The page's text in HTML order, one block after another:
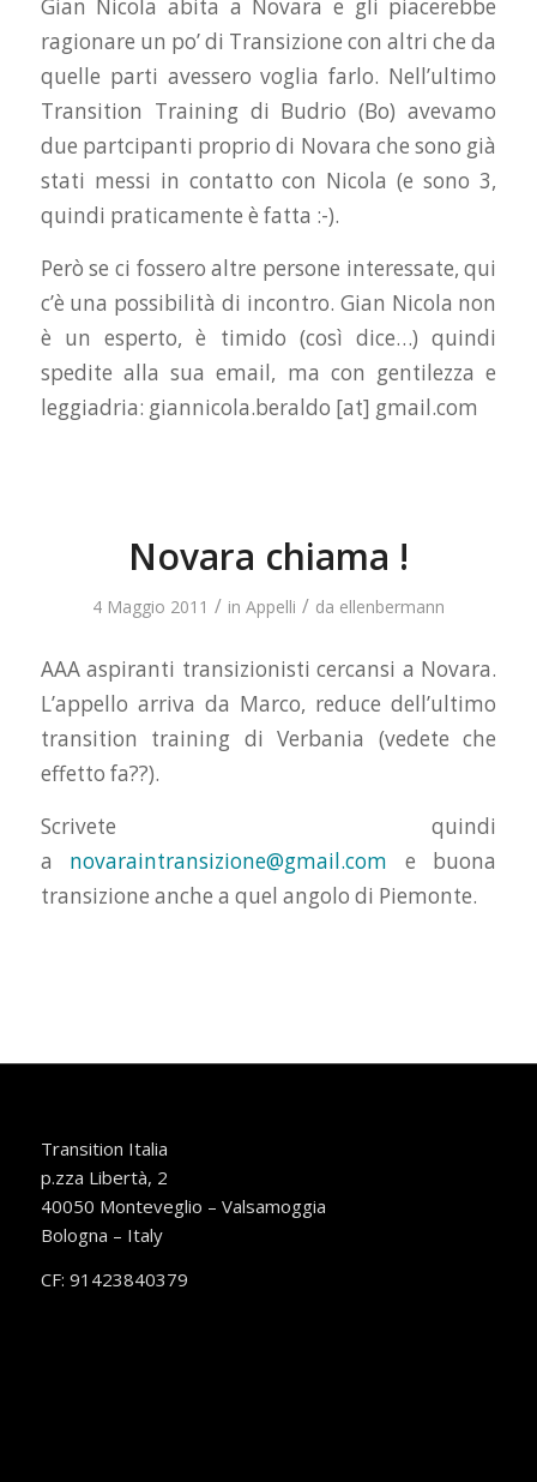
Gian Nicola abita a Novara e gli piacerebbe
ragionare un po’ di Transizione con altri che da
quelle parti avessero voglia farlo. Nell’ultimo
Transition Training di Budrio (Bo) avevamo
due partcipanti proprio di Novara che sono già
stati messi in contatto con Nicola (e sono 3,
quindi praticamente è fatta :-).
Però se ci fossero altre persone interessate, qui
c’è una possibilità di incontro. Gian Nicola non
è un esperto, è timido (così dice…) quindi
spedite alla sua email, ma con gentilezza e
leggiadria: giannicola.beraldo [at] gmail.com
Novara chiama !
4 Maggio 2011 / in Appelli / da ellenbermann
AAA aspiranti transizionisti cercansi a Novara.
L’appello arriva da Marco, reduce dell’ultimo
transition training di Verbania (vedete che
effetto fa??).
Scrivete quindi
a novaraintransizione@gmail.com e buona
transizione anche a quel angolo di Piemonte.
Transition Italia
p.zza Libertà, 2
40050 Monteveglio – Valsamoggia
Bologna – Italy
CF: 91423840379